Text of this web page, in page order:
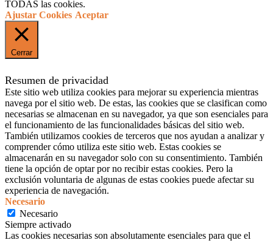
TODAS las cookies.
Ajustar Cookies Aceptar
Cerrar
Resumen de privacidad
Este sitio web utiliza cookies para mejorar su experiencia mientras
navega por el sitio web. De estas, las cookies que se clasifican como
necesarias se almacenan en su navegador, ya que son esenciales para
el funcionamiento de las funcionalidades básicas del sitio web.
También utilizamos cookies de terceros que nos ayudan a analizar y
comprender cómo utiliza este sitio web. Estas cookies se
almacenarán en su navegador solo con su consentimiento. También
tiene la opción de optar por no recibir estas cookies. Pero la
exclusión voluntaria de algunas de estas cookies puede afectar su
experiencia de navegación.
Necesario
Necesario
Siempre activado
Las cookies necesarias son absolutamente esenciales para que el